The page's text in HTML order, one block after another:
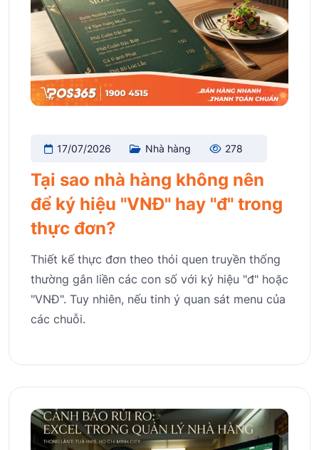
17/07/2026 Nhà hàng 278
Tại sao nhà hàng không nên
để ký hiệu "VNĐ" hay "đ" trong
thực đơn?
Thiết kế thực đơn theo thói quen truyền thống
thường gắn liền các con số với ký hiệu "đ" hoặc
"VNĐ". Tuy nhiên, nếu tinh ý quan sát menu của
các chuỗi.